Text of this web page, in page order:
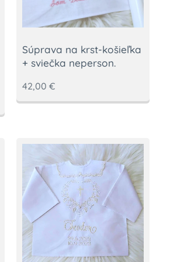
Súprava na krst-košieľka
+ sviečka neperson.
42,00 €